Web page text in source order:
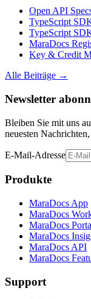
Open API
TypeScript
TypeScript
MaraDocs
Key & Credit
Alle Beiträge →
Newsletter
Bleiben Sie mit uns
neuesten
E-Mail-Adresse
Produkte
MaraDocs App
MaraDocs
MaraDocs
MaraDocs
MaraDocs API
MaraDocs
Support